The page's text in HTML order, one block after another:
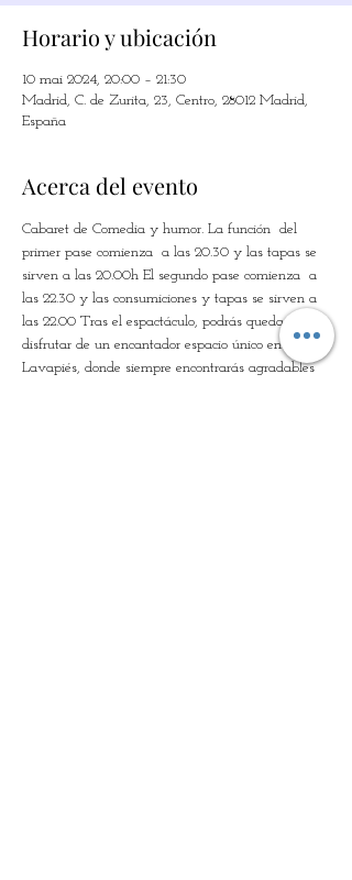
Horario y ubicación
10 mai 2024, 20:00 – 21:30
Madrid, C. de Zurita, 23, Centro, 28012 Madrid,
España
Acerca del evento
Cabaret de Comedia y humor. La función  del
primer pase comienza  a las 20.30 y las tapas se
sirven a las 20.00h El segundo pase comienza  a
las 22.30 y las consumiciones y tapas se sirven a
las 22.00 Tras el espactáculo, podrás quedarte a
disfrutar de un encantador espacio único en
Lavapiés, donde siempre encontrarás agradables